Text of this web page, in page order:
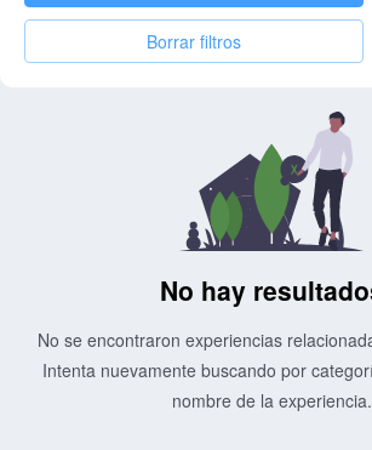
Borrar filtros
No hay
No se encontraron experiencias
Intenta nuevamente buscando por
nombre de la experiencia.